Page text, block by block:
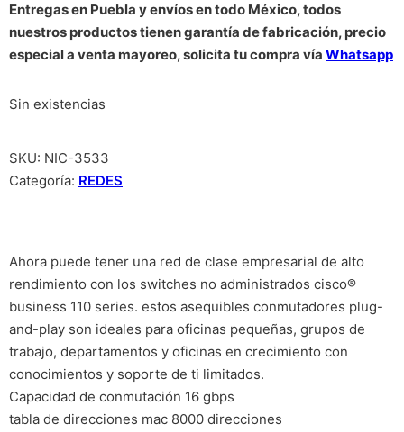
Entregas en Puebla y envíos en todo México, todos
nuestros productos tienen garantía de fabricación, precio
especial a venta mayoreo, solicita tu compra vía Whatsapp
Sin existencias
SKU: NIC-3533
Categoría: REDES
Ahora puede tener una red de clase empresarial de alto
rendimiento con los switches no administrados cisco®
business 110 series. estos asequibles conmutadores plug-
and-play son ideales para oficinas pequeñas, grupos de
trabajo, departamentos y oficinas en crecimiento con
conocimientos y soporte de ti limitados.
Capacidad de conmutación 16 gbps
tabla de direcciones mac 8000 direcciones